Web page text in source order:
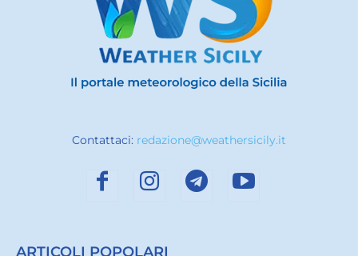
Contattaci: redazione@weathersicily.it
ARTICOLI POPOLARI